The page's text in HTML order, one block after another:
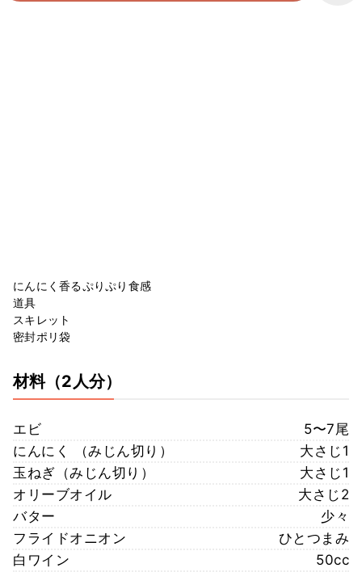
にんにく香るぷりぷり食感
道具
スキレット
密封ポリ袋
材料（2人分）
エビ
5〜7尾
にんにく （みじん切り）
大さじ1
玉ねぎ（みじん切り）
大さじ1
オリーブオイル
大さじ2
バター
少々
フライドオニオン
ひとつまみ
白ワイン
50cc